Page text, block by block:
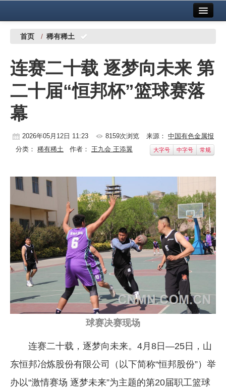
中国有色金属报社主办 广告服务
铜镍铅锌
稀有稀土
有色市场
科技
镁钛
党建工作
企业文化
《资源再生》杂志
行情报价
数字报
首页 / 稀有稀土
连赛二十载 逐梦向未来 第
二十届“恒邦杯”篮球赛落
幕
2026年05月12日 11:23 8159次浏览 来源： 中国有色金属报
分类： 稀有稀土 作者： 王九会 王添翼 大字号 中字号 常规
球赛决赛现场
连赛二十载，逐梦向未来。4月8日—25日，山
东恒邦冶炼股份有限公司（以下简称“恒邦股份”）举
办以“激情赛场 逐梦未来”为主题的第20届职工篮球